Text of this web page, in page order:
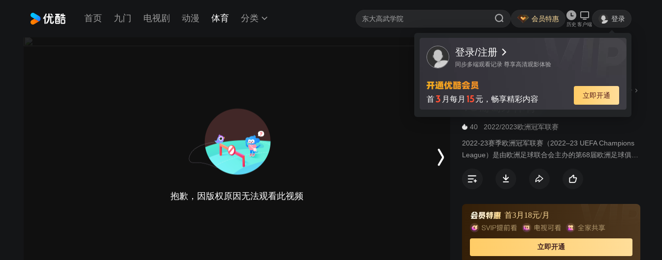
首页 九门 电视剧 动漫 体育 分类 会员特惠
历史 客户端
登录
登录/注册
同步多端观看记录 尊享高清观影体验
首3 月每月 15元，畅享精彩内容 立即开通
抱歉，因版权原因无法观看此视频
视频 讨论
欧冠22/23赛季 D组5轮 热刺
VS葡萄牙体育
简介
40 2022/2023欧洲冠军联赛
2022-23赛季欧洲冠军联赛（2022–23 UEFA Champions
League）是由欧洲足球联合会主办的第68届欧洲足球俱乐
届决赛将于2023年6月10日在土耳其伊斯坦布尔的阿塔图
得到参与2023年欧洲超级杯的资格，与2022–23年欧足联
欧洲联赛冠军球队角逐锦标。
首3月18元/月
立即开通